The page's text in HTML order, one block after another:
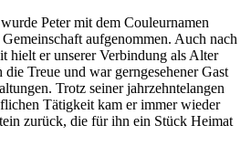
Peter mit dem Couleurnamen
aufgenommen. Auch nach
hielt er unserer Verbindung als Alter
Treue und war gerngesehener Gast
Trotz seiner jahrzehntelangen
Tätigkeit kam er immer wieder
zurück, die für ihn ein Stück Heimat